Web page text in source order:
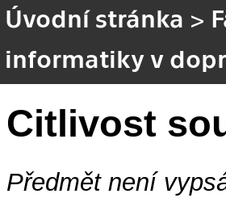
Úvodní stránka >
informatiky v
Citlivost
Předmět není